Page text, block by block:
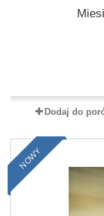
Dodaj do
NOWY